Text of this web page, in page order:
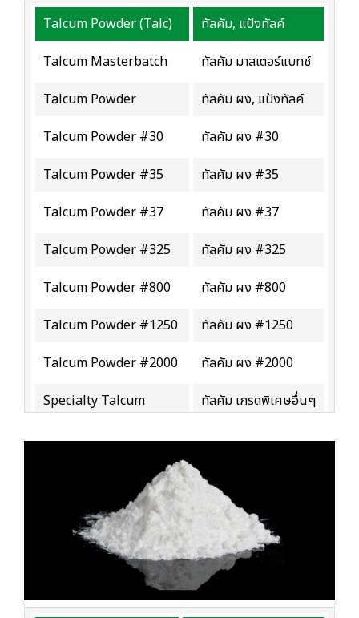
Specialty Calcium
Carbonate
แคลเซียมคาร์บอเนต
เกรดพิเศษอื่นๆ
Talcum Powder (Talc)
ทัลคัม, แป้งทัลค์
Talcum Masterbatch
ทัลคัม มาสเตอร์แบทช์
Talcum Powder
ทัลคัม ผง, แป้งทัลค์
Talcum Powder #30
ทัลคัม ผง #30
Talcum Powder #35
ทัลคัม ผง #35
Talcum Powder #37
ทัลคัม ผง #37
Talcum Powder #325
ทัลคัม ผง #325
Talcum Powder #800
ทัลคัม ผง #800
Talcum Powder #1250
ทัลคัม ผง #1250
Talcum Powder #2000
ทัลคัม ผง #2000
Specialty Talcum
ทัลคัม เกรดพิเศษอื่นๆ